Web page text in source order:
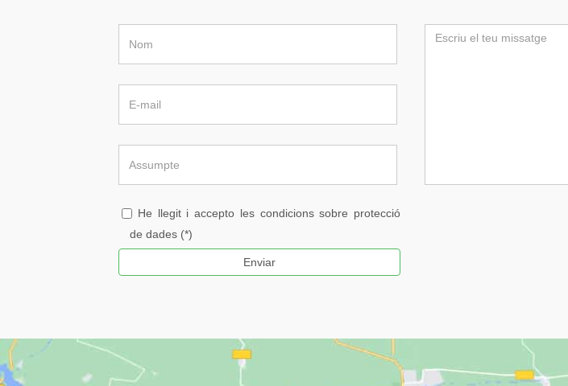
He llegit i accepto les condicions sobre protecció
de dades (*)